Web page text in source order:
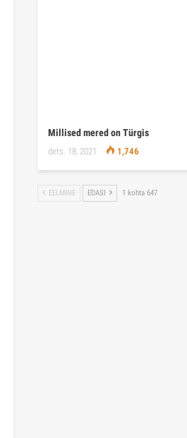
Millised mered on Türgis
dets. 18, 2021 1,746
EELMINE EDASI 1 kohta 647